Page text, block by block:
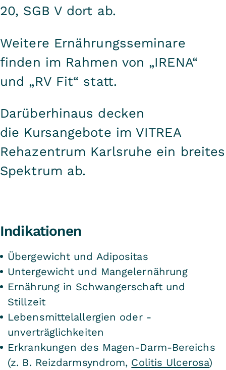
20, SGB V dort ab.
Weitere Ernährungsseminare
finden im Rahmen von „IRENA“
und „RV Fit“ statt.
Darüberhinaus decken
die Kursangebote im VITREA
Rehazentrum Karlsruhe ein breites
Spektrum ab.
Indikationen
Übergewicht und Adipositas
Untergewicht und Mangelernährung
Ernährung in Schwangerschaft und
Stillzeit
Lebensmittelallergien oder -
unverträglichkeiten
Erkrankungen des Magen-Darm-Bereichs
(z. B. Reizdarmsyndrom, Colitis Ulcerosa)